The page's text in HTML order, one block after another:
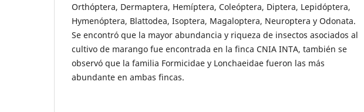
Orthóptera, Dermaptera, Hemíptera, Coleóptera, Diptera, Lepidóptera,
Hymenóptera, Blattodea, Isoptera, Magaloptera, Neuroptera y Odonata.
Se encontró que la mayor abundancia y riqueza de insectos asociados al
cultivo de marango fue encontrada en la finca CNIA INTA, también se
observó que la familia Formicidae y Lonchaeidae fueron las más
abundante en ambas fincas.